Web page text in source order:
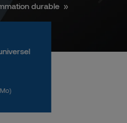
durable »